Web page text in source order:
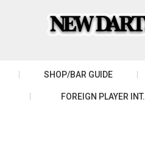
SHOP/BAR GUIDE
FOREIGN PLAYER INT.